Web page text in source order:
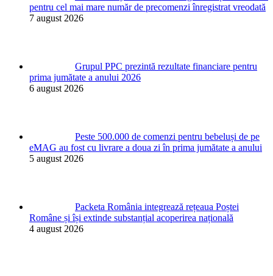
pentru cel mai mare număr de precomenzi înregistrat vreodată
7 august 2026
Grupul PPC prezintă rezultate financiare pentru
prima jumătate a anului 2026
6 august 2026
Peste 500.000 de comenzi pentru bebeluși de pe
eMAG au fost cu livrare a doua zi în prima jumătate a anului
5 august 2026
Packeta România integrează rețeaua Poștei
Române și își extinde substanțial acoperirea națională
4 august 2026